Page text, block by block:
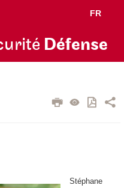
FR
Défense
Stéphane